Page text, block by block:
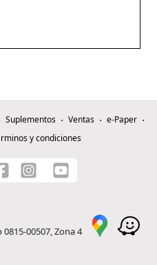
Suplementos Ventas
e-Paper
y condiciones
00507, Zona 4